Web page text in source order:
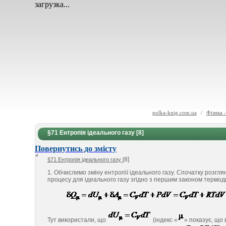
загрузка...
polka-knig.com.ua / Фізика
§71 Ентропія ідеального газу [8]
Повернутись до змісту
§71 Ентропія ідеального газу [8]
1. Обчислимо зміну ентропії ідеального газу. Спочатку
процесу для ідеального газу згідно з першим законом
Тут використали, що (індекс « » показує, що